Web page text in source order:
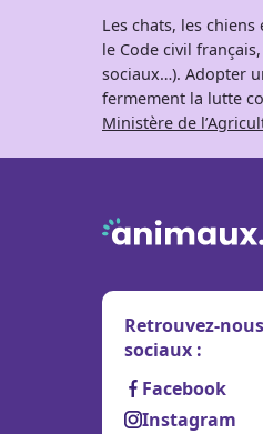
Les chats, les
le Code civil
sociaux…). Adopter
fermement la lutte
Ministère de
Retrouvez-
sociaux :
Facebook
Instagram